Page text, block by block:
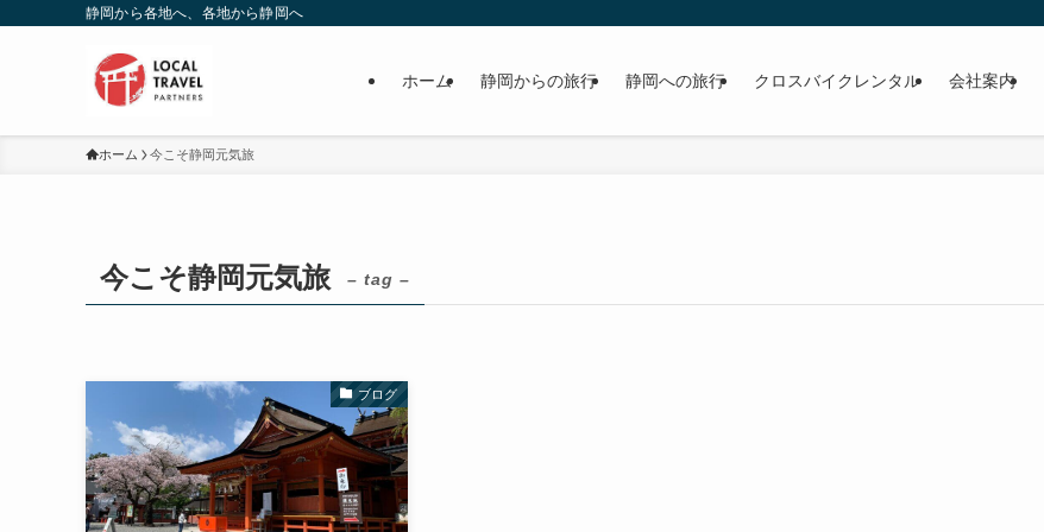
静岡から各地へ、各地から静岡へ
ホーム 静岡からの旅行 静岡への旅行 クロスバイクレンタル 会社案内
ホーム 今こそ静岡元気旅
今こそ静岡元気旅 – tag –
ブログ